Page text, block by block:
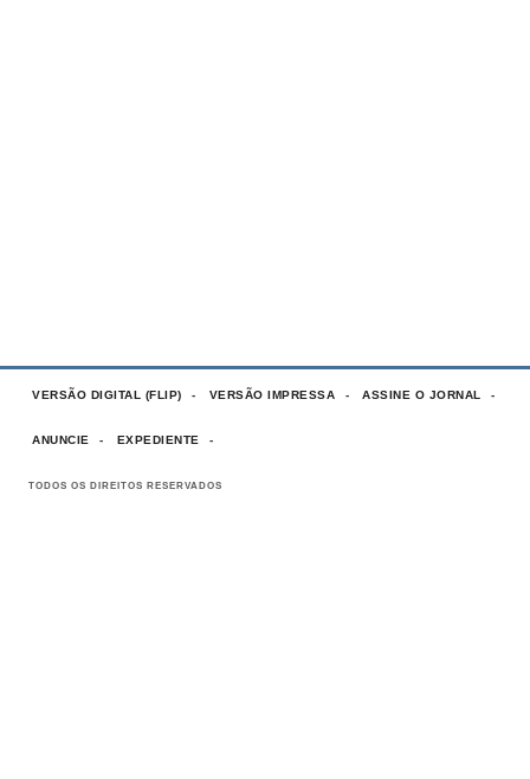
VERSÃO DIGITAL (FLIP) VERSÃO IMPRESSA ASSINE O JORNAL
ANUNCIE EXPEDIENTE
TODOS OS DIREITOS RESERVADOS